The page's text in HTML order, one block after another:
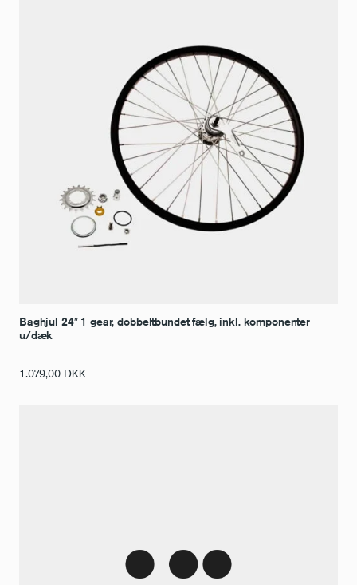
Baghjul 24″ 1 gear, dobbeltbundet fælg, inkl. komponenter
u/dæk
1.079,00 DKK